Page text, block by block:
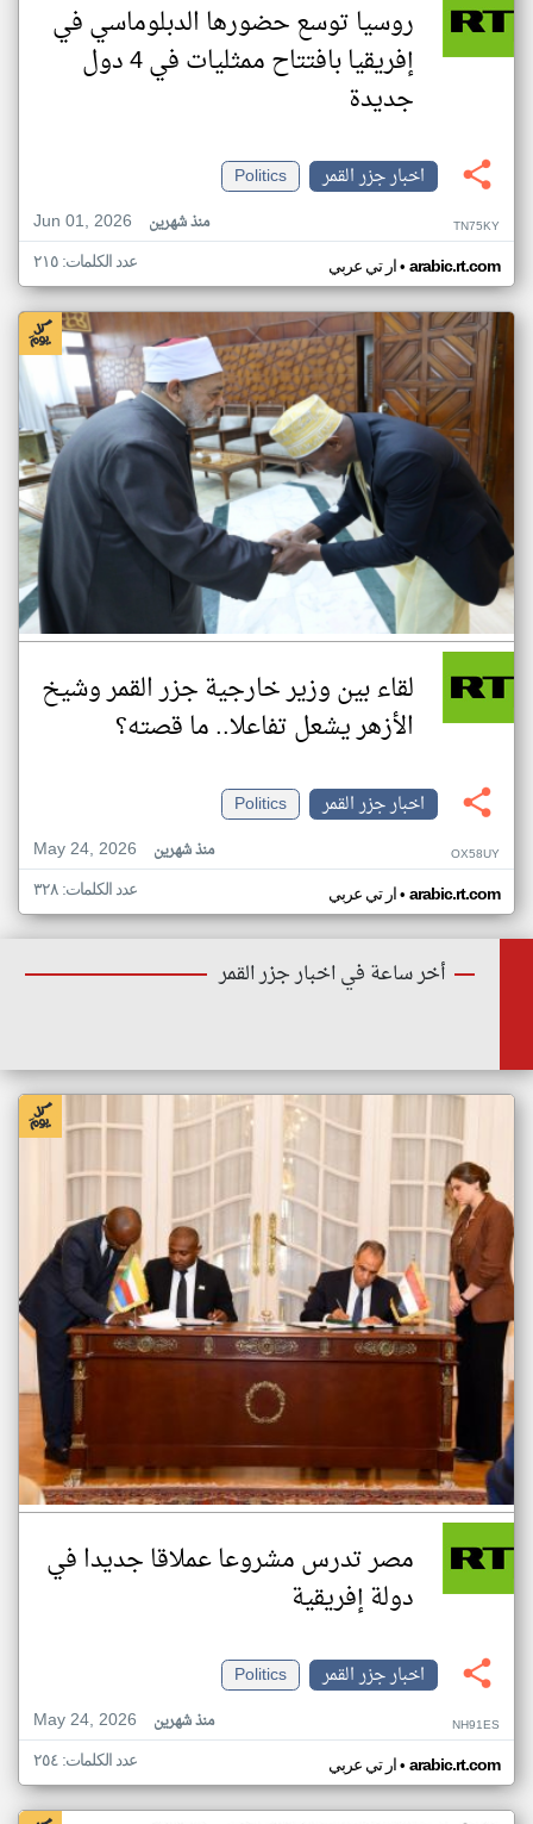
روسيا توسع حضورها الدبلوماسي في
إفريقيا بافتتاح ممثليات في 4 دول
جديدة
اخبار جزر القمر
Politics
Jun 01, 2026
منذ شهرين TN75KY
ار تي عربي• arabic.rt.com عدد الكلمات: ٢١٥
لقاء بين وزير خارجية جزر القمر وشيخ
الأزهر يشعل تفاعلا.. ما قصته؟
اخبار جزر القمر
Politics
May 24, 2026
منذ شهرين OX58UY
ار تي عربي• arabic.rt.com عدد الكلمات: ٣٢٨
أخر ساعة في اخبار جزر القمر
مصر تدرس مشروعا عملاقا جديدا في
دولة إفريقية
اخبار جزر القمر
Politics
May 24, 2026
منذ شهرين NH91ES
ار تي عربي• arabic.rt.com عدد الكلمات: ٢٥٤